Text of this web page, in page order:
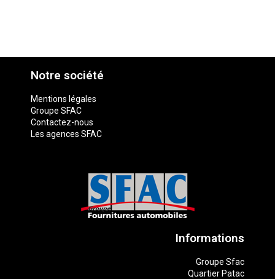
Notre société
Mentions légales
Groupe SFAC
Contactez-nous
Les agences SFAC
Informations
Groupe Sfac
Quartier Patac